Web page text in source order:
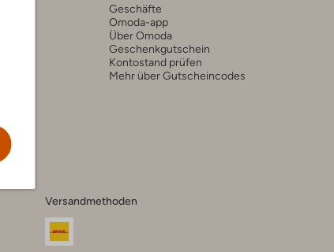
Geschäfte
Omoda-app
Über Omoda
Geschenkgutschein
Kontostand prüfen
Mehr über Gutscheincodes
Versandmethoden